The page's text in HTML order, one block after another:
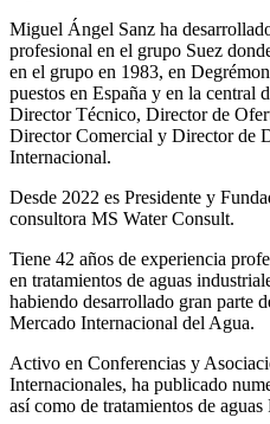
Miguel Ángel Sanz ha
profesional en el grupo Suez
en el grupo en 1983, en
puestos en España y en la central
Director Técnico, Director de
Director Comercial y Director de
Internacional.
Desde 2022 es Presidente y
consultora MS Water Consult.
Tiene 42 años de experiencia
en tratamientos de aguas
habiendo desarrollado gran parte
Mercado Internacional del Agua.
Activo en Conferencias y
Internacionales, ha publicado
así como de tratamientos de